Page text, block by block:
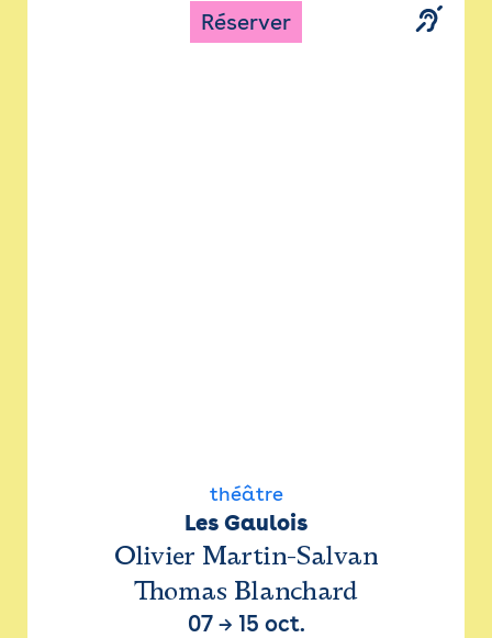
Réserver
théâtre
Les Gaulois
Olivier Martin-Salvan
Thomas Blanchard
07→ 15 oct.